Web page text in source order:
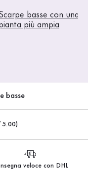
basse con una
più ampia
basse
5.00)
veloce con DHL